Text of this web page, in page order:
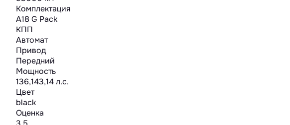
Комплектация
A18 G Pack
КПП
Автомат
Привод
Передний
Мощность
136,143,14 л.с.
Цвет
black
Оценка